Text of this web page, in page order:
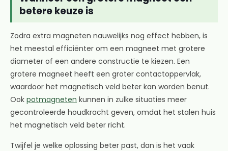
betere keuze is
Zodra extra magneten nauwelijks nog effect hebben, is
het meestal efficiënter om een magneet met grotere
diameter of een andere constructie te kiezen. Een
grotere magneet heeft een groter contactoppervlak,
waardoor het magnetisch veld beter kan worden benut.
Ook potmagneten kunnen in zulke situaties meer
gecontroleerde houdkracht geven, omdat het stalen huis
het magnetisch veld beter richt.
Twijfel je welke oplossing beter past, dan is het vaak